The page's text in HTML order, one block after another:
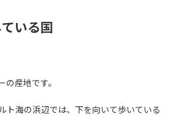
いる国
の産地です。
ト海の浜辺では、下を向いて歩いている